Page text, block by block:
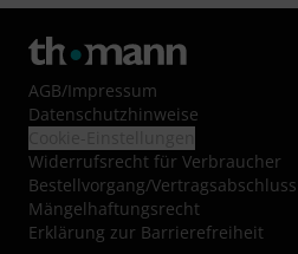
AGB/Impressum
Datenschutzhinweise
Widerrufsrecht für Verbraucher
Bestellvorgang/Vertragsabschluss
Mängelhaftungsrecht
Erklärung zur Barrierefreiheit